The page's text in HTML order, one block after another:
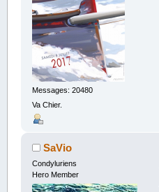
Messages: 20480
Va Chier.
SaVio
Condyluriens
Hero Member